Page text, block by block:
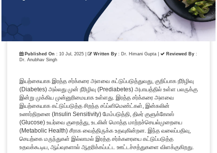
Published On : 10 Jul, 2025 | Written By : Dr. Himani Gupta | Reviewed By :
Dr. Anubhav Singh
இயற்கையாக இரத்த சர்க்கரை அளவை கட்டுப்படுத்துவது, குறிப்பாக நீரிழிவு
(Diabetes) அல்லது முன் நீரிழிவு (Prediabetes) அபாயத்தில் உள்ள பலருக்கு
இன்று முக்கிய முன்னுரிமையாக உள்ளது. இரத்த சர்க்கரை அளவை
இயற்கையாக கட்டுப்படுத்த சிறந்த சப்ப்ளிமெண்ட்கள், இன்சுலின்
உணர்திறனை (Insulin Sensitivity) மேம்படுத்தி, திடீர் குளுக்கோஸ்
(Glucose) உயர்வை குறைத்து, உடலின் மொத்த மாற்றச்செயல்முறையை
(Metabolic Health) சீராக வைத்திருக்க உதவுகின்றன. இந்த வலைப்பதிவு,
செயற்கை மருந்துகள் இல்லாமல் இரத்த சர்க்கரையை கட்டுப்படுத்த
உதவக்கூடிய, ஆய்வுகளால் ஆதரிக்கப்பட்ட ஊட்டச்சத்துகளை விளக்குகிறது.